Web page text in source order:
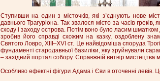
Ступивши на один з місточків, які з’єднують нове
давнього Трагуріона. Так звалося місто за часів
сходу і заходу острова. Потім воно було ласим шматком
зробив його справді схожим на казку, оздоблену
Святого Ловро, XIII–XVI ст. Це найвідоміша споруда
фундаменті стародавньої базиліки, яку зруйнували
– західний портал собору. Справжній витвір
Особливо ефектні фігури Адама і Єви в оточенні левів.